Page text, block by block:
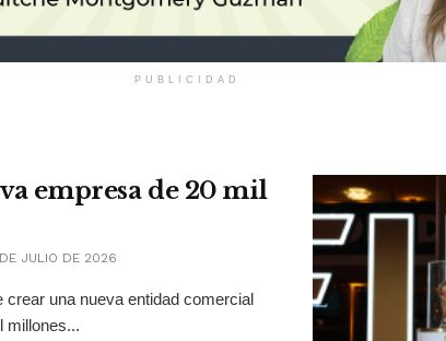
PUBLICIDAD
empresa de 20 mil
JULIO DE 2026
crear una nueva entidad comercial
millones...